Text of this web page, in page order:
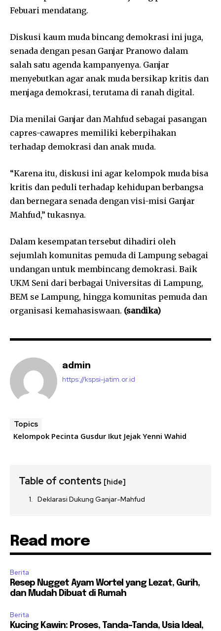
Febuari mendatang.
Diskusi kaum muda bincang demokrasi ini juga,
senada dengan pesan Ganjar Pranowo dalam
salah satu agenda kampanyenya. Ganjar
menyebutkan agar anak muda bersikap kritis dan
menjaga demokrasi, terutama di ranah digital.
Dia menilai Ganjar dan Mahfud sebagai pasangan
capres-cawapres memiliki keberpihakan
terhadap demokrasi dan anak muda.
“Karena itu, diskusi ini agar kelompok muda bisa
kritis dan peduli terhadap kehidupan berbangsa
dan bernegara senada dengan visi-misi Ganjar
Mahfud,” tukasnya.
Dalam kesempatan tersebut dihadiri oleh
sejumlah komunitas pemuda di Lampung sebagai
undangan untuk membincang demokrasi. Baik
UKM Seni dari berbagai Universitas di Lampung,
BEM se Lampung, hingga komunitas pemuda dan
organisasi kemahasiswaan. (sandika)
admin
https://kspsi-jatim.or.id
Topics
Kelompok Pecinta Gusdur Ikut Jejak Yenni Wahid
Table of contents [hide]
Deklarasi Dukung Ganjar-Mahfud
Read more
Berita
Resep Nugget Ayam Wortel yang Lezat, Gurih,
dan Mudah Dibuat di Rumah
Berita
Kucing Kawin: Proses, Tanda-Tanda, Usia Ideal,